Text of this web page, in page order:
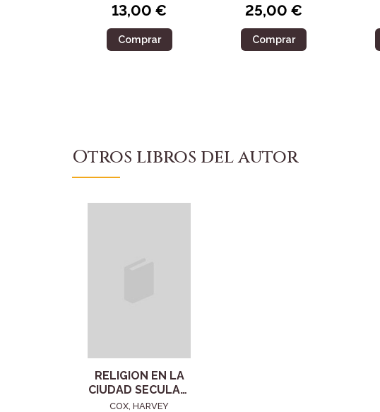
13,00 €
Comprar
25,00 €
Comprar
Otros libros del autor
RELIGION EN LA
CIUDAD SECULAR,
LA
COX, HARVEY